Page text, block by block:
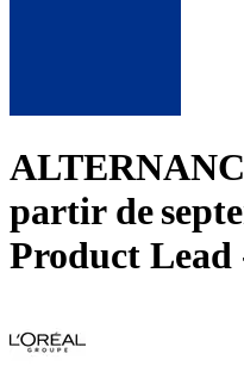
partir de
Product Lead